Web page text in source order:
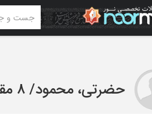
حضرتی، محمود/8 مقاله